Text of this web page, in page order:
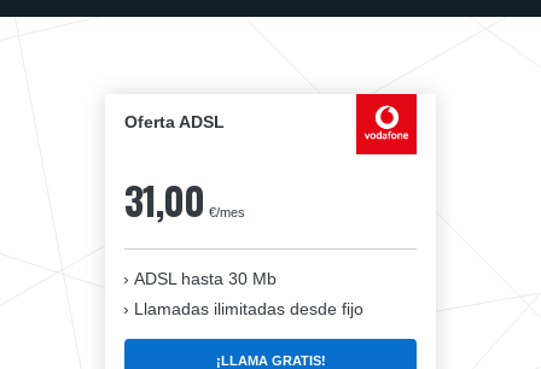
Oferta ADSL
31,00 €/mes
ADSL hasta 30 Mb
Llamadas ilimitadas desde fijo
¡LLAMA GRATIS!